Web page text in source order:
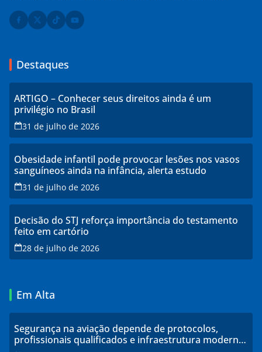
Destaques
ARTIGO – Conhecer seus direitos ainda é um
privilégio no Brasil
31 de julho de 2026
Obesidade infantil pode provocar lesões nos vasos
sanguíneos ainda na infância, alerta estudo
31 de julho de 2026
Decisão do STJ reforça importância do testamento
feito em cartório
28 de julho de 2026
Em Alta
Segurança na aviação depende de protocolos,
profissionais qualificados e infraestrutura moderna,